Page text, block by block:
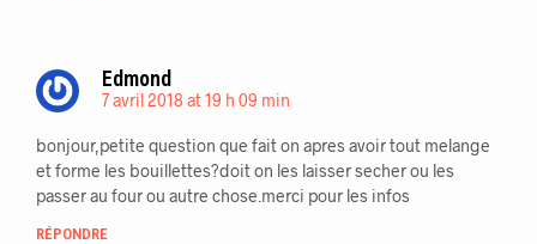
Edmond
7 avril 2018 at 19 h 09 min
bonjour,petite question que fait on apres avoir tout melange
et forme les bouillettes?doit on les laisser secher ou les
passer au four ou autre chose.merci pour les infos
RÉPONDRE